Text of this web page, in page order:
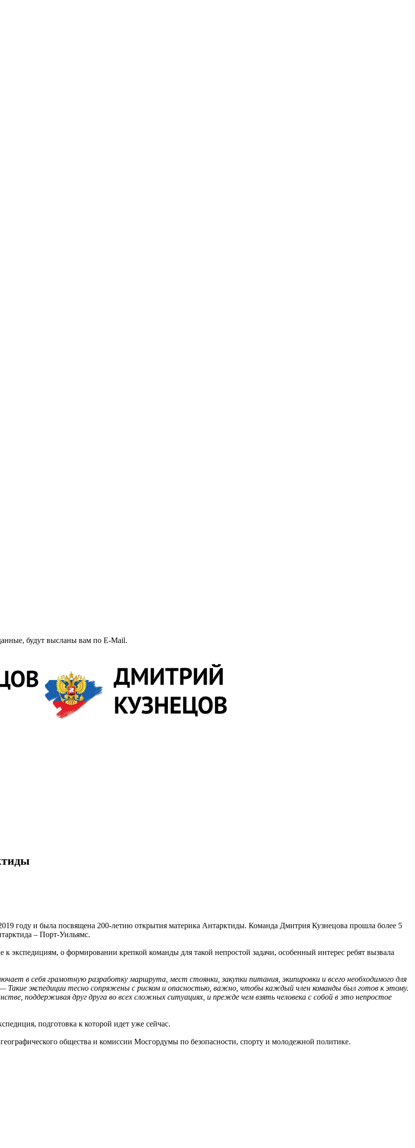
будут высланы вам по E-Mail.
году и была посвящена 200-летию открытия материка Антарктиды. Команда Дмитрия Кузнецова прошла более 5
– Порт-Уильямс.
экспедициям, о формировании крепкой команды для такой непростой задачи, особенный интерес ребят вызвала
в себя грамотную разработку маршрута, мест стоянки, закупки питания, экипировки и всего необходимого для
Такие экспедиции тесно сопряжены с риском и опасностью, важно, чтобы каждый член команды был готов к этому.
поддерживая друг друга во всех сложных ситуациях, и прежде чем взять человека с собой в это непростое
подготовка к которой идет уже сейчас.
общества и комиссии Мосгордумы по безопасности, спорту и молодежной политике.